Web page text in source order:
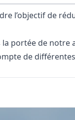
l’objectif de
portée de notre
de